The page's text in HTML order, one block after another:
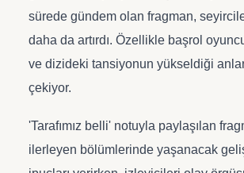
sürede gündem olan fragman,
daha da artırdı. Özellikle başrol
ve dizideki tansiyonun yükseldiği
çekiyor.
'Tarafımız belli' notuyla paylaşılan
ilerleyen bölümlerinde yaşanacak